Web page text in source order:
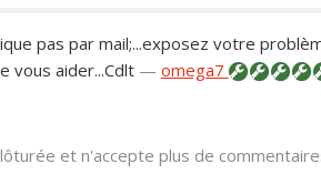
pas par mail;...exposez votre
vous aider...Cdlt — omega7
et n'accepte plus de